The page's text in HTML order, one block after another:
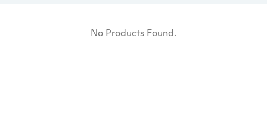
No Products Found.